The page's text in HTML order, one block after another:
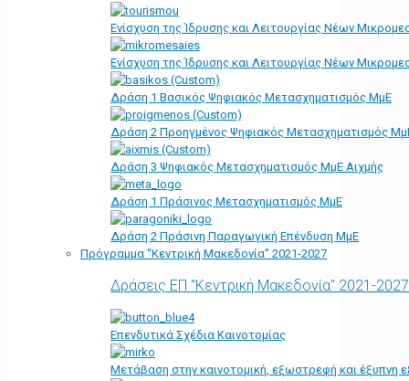
Ενίσχυση της Ίδρυσης και Λειτουργίας Νέων
Ενίσχυση της Ίδρυσης και Λειτουργίας Νέων
Δράση 1 Βασικός Ψηφιακός Μετασχηματισμός ΜμΕ
Δράση 2 Προηγμένος Ψηφιακός Μετασχηματισμός
Δράση 3 Ψηφιακός Μετασχηματισμός ΜμΕ Αιχμής
Δράση 1 Πράσινος Μετασχηματισμός ΜμΕ
Δράση 2 Πράσινη Παραγωγική Επένδυση ΜμΕ
Πρόγραμμα “Κεντρική Μακεδονία” 2021-2027
Δράσεις ΕΠ "Κεντρική Μακεδονία" 2021-2027
Επενδυτικά Σχέδια Καινοτομίας
Μετάβαση στην καινοτομική, εξωστρεφή και έξυπνη